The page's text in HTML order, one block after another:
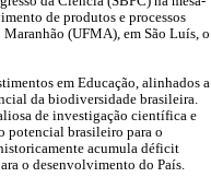
de produtos e processos
(UFMA), em São Luís, o
em Educação, alinhados a
da biodiversidade brasileira.
de investigação científica e
potencial brasileiro para o
acumula déficit
o desenvolvimento do País.